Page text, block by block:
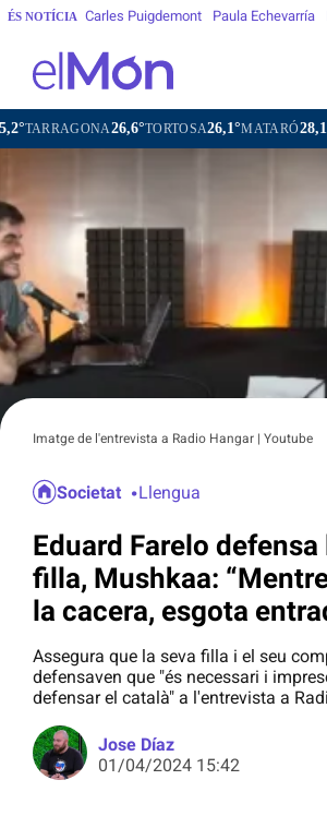
ÉS NOTÍCIA Carles Puigdemont Paula Echevarría
26,6°TORTOSA26,1°MATARÓ28,1°VIC
Imatge de l'entrevista a Radio Hangar | Youtube
Societat Llengua
Eduard Farelo defensa
filla, Mushkaa:
la cacera, esgota
Assegura que la seva filla i el seu
defensaven que "és necessari i
defensar el català" a l'entrevista a
Jose Díaz
01/04/2024 15:42